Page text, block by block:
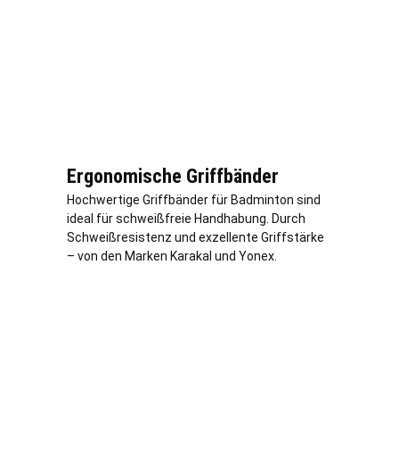
Ergonomische Griffbänder
Hochwertige Griffbänder für Badminton sind
ideal für schweißfreie Handhabung. Durch
Schweißresistenz und exzellente Griffstärke
– von den Marken Karakal und Yonex.